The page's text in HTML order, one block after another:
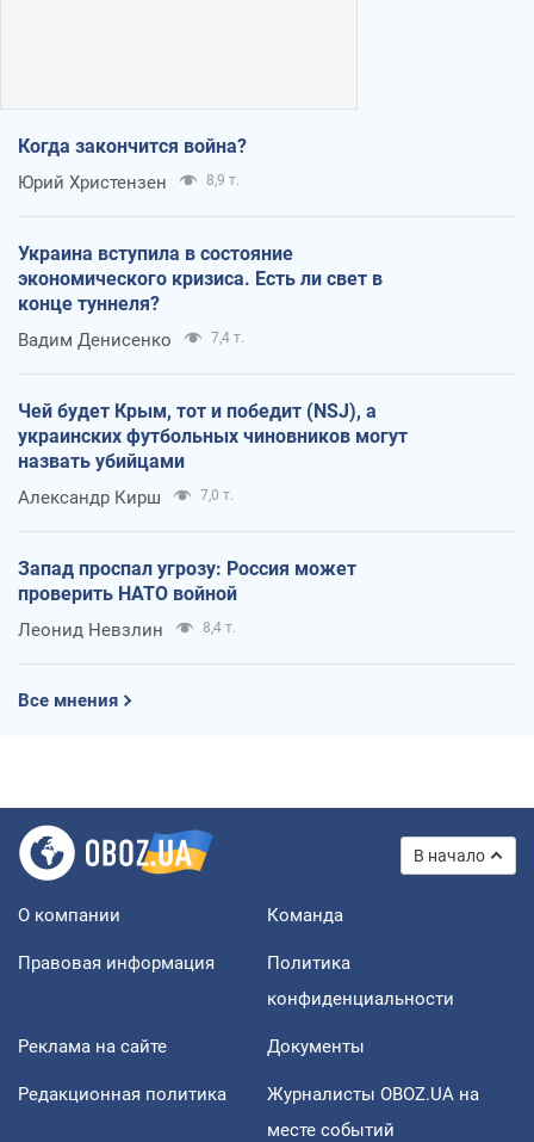
Когда закончится война?
Юрий Христензен 8,9 т.
Украина вступила в состояние
экономического кризиса. Есть ли свет в
конце туннеля?
Вадим Денисенко 7,4 т.
Чей будет Крым, тот и победит (NSJ), а
украинских футбольных чиновников могут
назвать убийцами
Александр Кирш 7,0 т.
Запад проспал угрозу: Россия может
проверить НАТО войной
Леонид Невзлин 8,4 т.
Все мнения
В начало
О компании Команда
Правовая информация
Политика
конфиденциальности
Реклама на сайте Документы
Редакционная политика
Журналисты OBOZ.UA на
месте событий